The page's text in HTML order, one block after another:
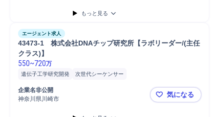
もっと見る
エージェント求人
43473-1　株式会社DNAチップ研究所【ラボリーダー/(主任
クラス)】
550~720万
遺伝子工学研究開発 次世代シーケンサー
企業名非公開
神奈川県川崎市
43473-1 株
気になる